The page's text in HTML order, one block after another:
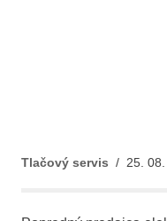
Tlačový servis / 25. 08.